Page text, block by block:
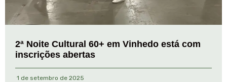
2ª Noite Cultural 60+ em Vinhedo está com
inscrições abertas
1 de setembro de 2025